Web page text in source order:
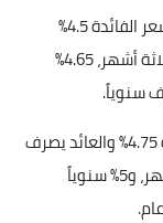
سعر الفائدة 4.5%
سنوياً وتصرف شهرياً، 4.6% سنوياً ويصرف كل ثلاثة أشهر، 4.65%
سعر الفائدة 4.75% والعائد يصرف
شهرياً ، 4.85% سنوياً والعائد يصرف كل ثلاثة أشهر، و5% سنوياً